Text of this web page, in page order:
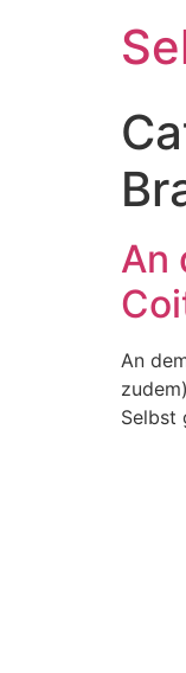
An
An
Selbst